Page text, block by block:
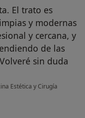
El trato es
y modernas
y cercana, y
de las
sin duda
Estética y Cirugía